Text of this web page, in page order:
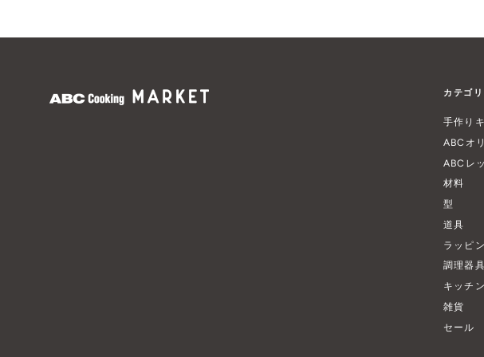
カテゴ
手作り
ABCオ
ABCレ
材料
型
道具
ラッピ
調理器
キッチ
雑貨
セール